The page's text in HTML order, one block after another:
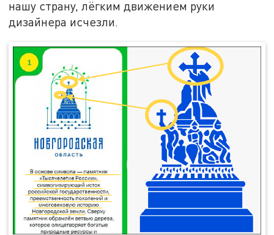
нашу страну, лёгким движением руки
дизайнера исчезли.